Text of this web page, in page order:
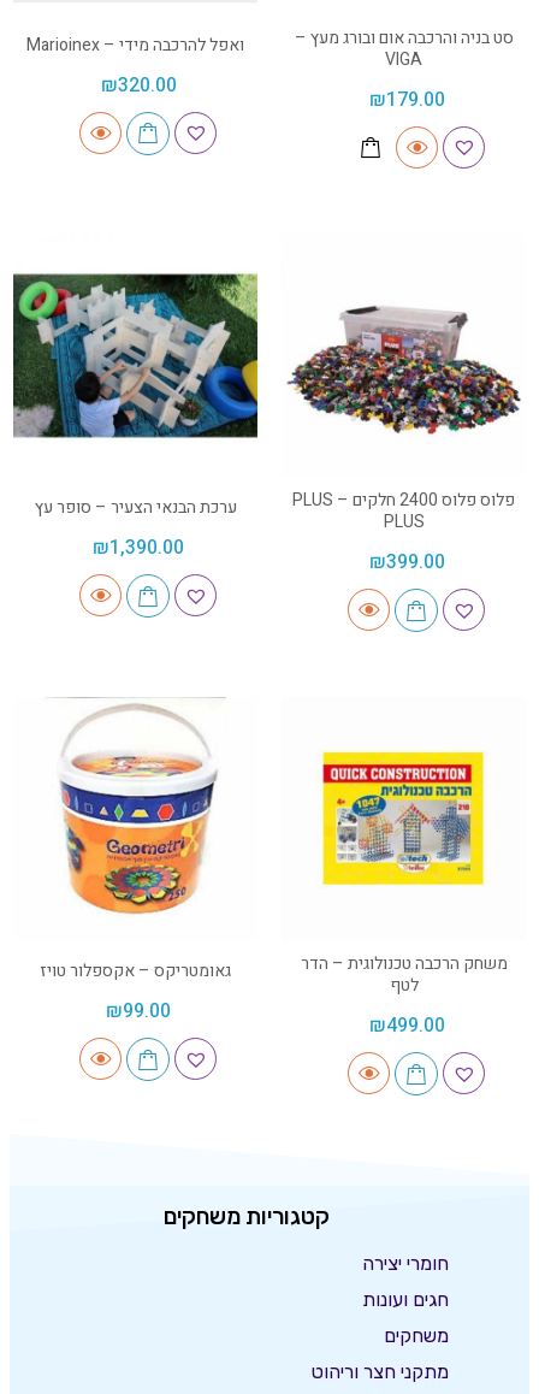
סט בניה והרכבה אום ובורג מעץ –
VIGA
₪179.00
ואפל להרכבה מידי – Marioinex
₪320.00
פלוס פלוס 2400 חלקים – PLUS
PLUS
₪399.00
ערכת הבנאי הצעיר – סופר עץ
₪1,390.00
משחק הרכבה טכנולוגית – הדר
לטף
₪499.00
גאומטריקס – אקספלור טויז
₪99.00
קטגוריות משחקים
חומרי יצירה
חגים ועונות
משחקים
מתקני חצר וריהוט